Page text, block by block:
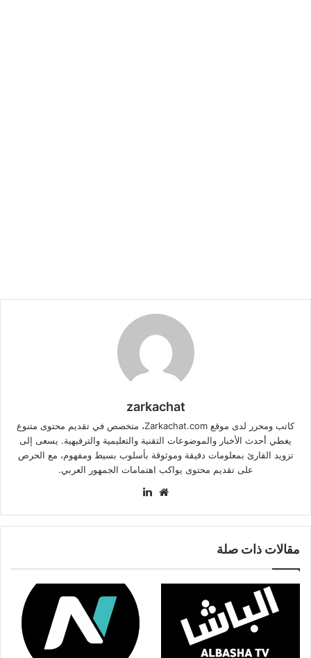
zarkachat
كاتب ومحرر لدى موقع Zarkachat.com، متخصص في تقديم محتوى متنوع
يغطي أحدث الأخبار والموضوعات التقنية والتعليمية والترفيهية. يسعى إلى
تزويد القارئ بمعلومات دقيقة وموثوقة بأسلوب بسيط ومفهوم، مع الحرص
على تقديم محتوى يواكب اهتمامات الجمهور العربي.
موقع
مقالات ذات صلة